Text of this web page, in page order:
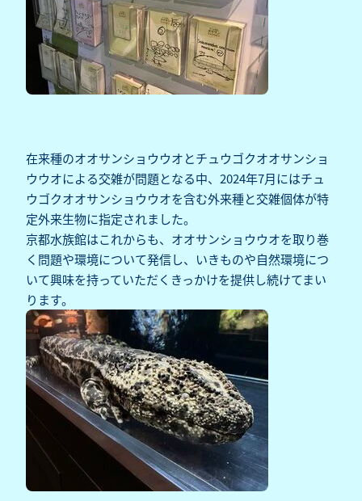
在来種のオオサンショウウオとチュウゴクオオサンショ
ウウオによる交雑が問題となる中、2024年7月にはチュ
ウゴクオオサンショウウオを含む外来種と交雑個体が特
定外来生物に指定されました。
京都水族館はこれからも、オオサンショウウオを取り巻
く問題や環境について発信し、いきものや自然環境につ
いて興味を持っていただくきっかけを提供し続けてまい
ります。